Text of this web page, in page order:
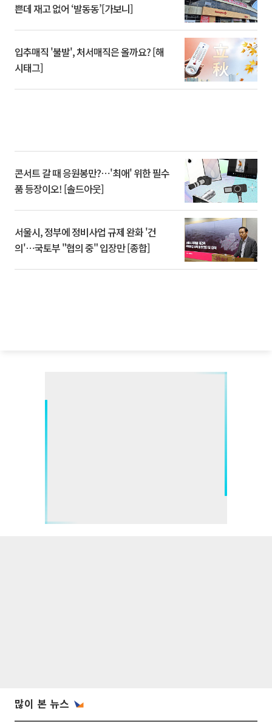
쁜데 재고 없어 ‘발동동’[가보니]
입추매직 '불발', 처서매직은 올까요? [해
시태그]
콘서트 갈 때 응원봉만?⋯'최애' 위한 필수
품 등장이오! [솔드아웃]
서울시, 정부에 정비사업 규제 완화 '건
의'⋯국토부 "협의 중" 입장만 [종합]
많이 본 뉴스